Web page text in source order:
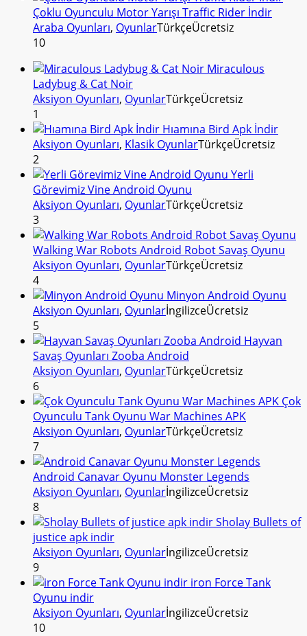
Çoklu Oyunculu Motor Yarışı Traffic Rider İndir
Araba Oyunları, OyunlarTürkçeÜcretsiz
10
Miraculous
Ladybug & Cat Noir
Aksiyon Oyunları, OyunlarTürkçeÜcretsiz
1
Hıamına Bird Apk İndir
Aksiyon Oyunları, Klasik OyunlarTürkçeÜcretsiz
2
Yerli
Görevimiz Vine Android Oyunu
Aksiyon Oyunları, OyunlarTürkçeÜcretsiz
3
Walking War Robots Android Robot Savaş Oyunu
Aksiyon Oyunları, OyunlarTürkçeÜcretsiz
4
Minyon Android Oyunu
Aksiyon Oyunları, OyunlarİngilizceÜcretsiz
5
Hayvan
Savaş Oyunları Zooba Android
Aksiyon Oyunları, OyunlarTürkçeÜcretsiz
6
Çok
Oyunculu Tank Oyunu War Machines APK
Aksiyon Oyunları, OyunlarTürkçeÜcretsiz
7
Android Canavar Oyunu Monster Legends
Aksiyon Oyunları, OyunlarİngilizceÜcretsiz
8
Sholay Bullets of
justice apk indir
Aksiyon Oyunları, OyunlarİngilizceÜcretsiz
9
iron Force Tank
Oyunu indir
Aksiyon Oyunları, OyunlarİngilizceÜcretsiz
10